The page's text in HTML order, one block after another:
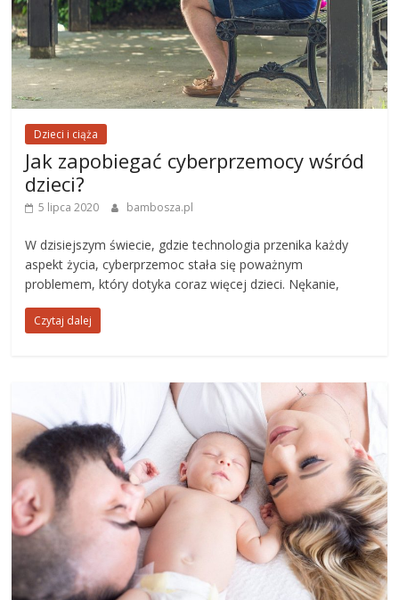
Dzieci i ciąża
Jak zapobiegać cyberprzemocy wśród
dzieci?
5 lipca 2020 bambosza.pl
W dzisiejszym świecie, gdzie technologia przenika każdy
aspekt życia, cyberprzemoc stała się poważnym
problemem, który dotyka coraz więcej dzieci. Nękanie,
Czytaj dalej